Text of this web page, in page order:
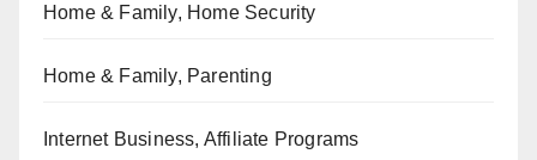
Home & Family, Home Security
Home & Family, Parenting
Internet Business, Affiliate Programs